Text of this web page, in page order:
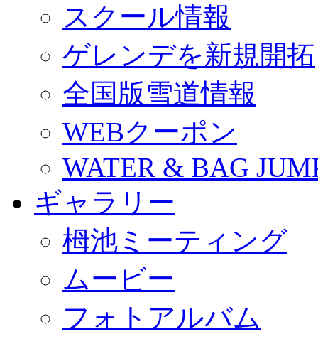
スクール情報
ゲレンデを新規開拓
全国版雪道情報
WEBクーポン
WATER & BAG
ギャラリー
栂池ミーティング
ムービー
フォトアルバム